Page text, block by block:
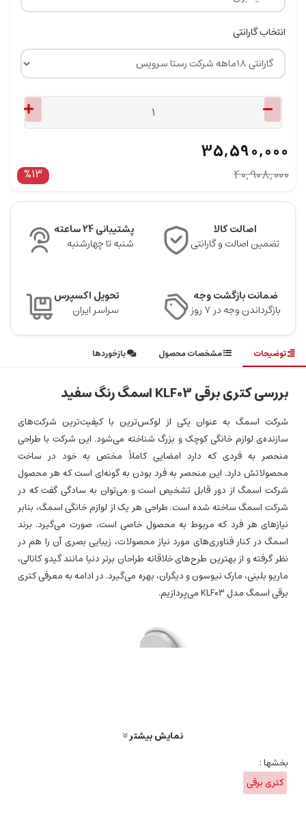
انتخاب گارانتی
40,908,000
%13
35,590,000
اصالت کالا
تضمین اصالت و گارانتی
پشتیبانی 24 ساعته
شنبه تا چهارشنبه
ضمانت بازگشت وجه
بازگرداندن وجه در ۷ روز
تحویل اکسپرس
سراسر ایران
توضیحات مشخصات محصول بازخوردها
بررسی کتری برقیKLF03اسمگ رنگ سفید
شرکت اسمگ به عنوان یکی از لوکس‌ترین با کیفیت‌ترین شرکت‌های
سازنده‌ی لوازم خانگی کوچک و بزرگ شناخته می‌شود. این شرکت با طراحی
منحصر به فردی که دارد امضایی کاملاً مختص به خود در ساخت
محصولاتش دارد. این منحصر به فرد بودن به گونه‌ای است که هر محصول
شرکت اسمگ از دور قابل تشخیص است و می‌توان به سادگی گفت که در
شرکت اسمگ ساخته شده است. طراحی هر یک از لوازم خانگی اسمگ، بنابر
نیازهای هر فرد که مربوط به محصول خاصی است، صورت می‌گیرد. برند
اسمگ در کنار فناوری‌های مورد نیاز محصولات، زیبایی بصری آن را هم در
نظر گرفته و از بهترین طرح‌های خلاقانه طراحان برتر دنیا مانند گیدو کانالی،
ماریو بلینی، مارک نیوسون و دیگران، بهره می‌گیرد. در ادامه به معرفی کتری
برقی اسمگ مدل KLF03 می‌پردازیم.
نمایش بیشتر
بخشها :
کتری برقی